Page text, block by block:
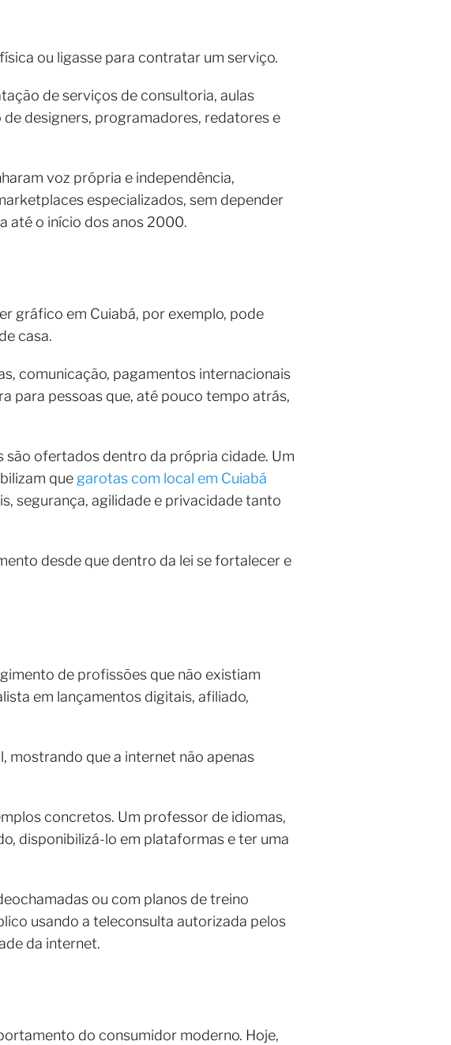
ou ligasse para contratar um serviço.
de serviços de consultoria, aulas
designers, programadores, redatores e
voz própria e independência,
especializados, sem depender
até o início dos anos 2000.
gráfico em Cuiabá, por exemplo, pode
casa.
comunicação, pagamentos internacionais
para pessoas que, até pouco tempo atrás,
ofertados dentro da própria cidade. Um
quegarotas com local em Cuiabá
segurança, agilidade e privacidade tanto
desde que dentro da lei se fortalecer e
de profissões que não existiam
em lançamentos digitais, afiliado,
mostrando que a internet não apenas
concretos. Um professor de idiomas,
disponibilizá-lo em plataformas e ter uma
ou com planos de treino
usando a teleconsulta autorizada pelos
da internet.
do consumidor moderno. Hoje,